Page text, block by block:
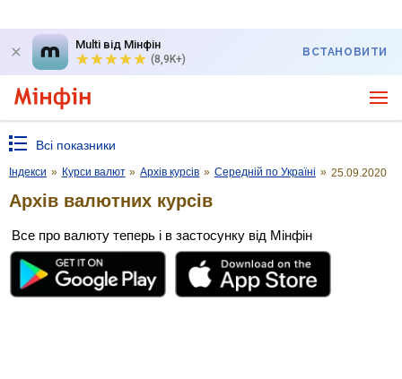
Multi від Мінфін
(8,9K+)
ВСТАНОВИТИ
Всі показники
Індекси » Курси валют » Архів курсів » Середній по Україні » 25.09.2020
Архів валютних курсів
Все про валюту теперь і в застосунку від Мінфін